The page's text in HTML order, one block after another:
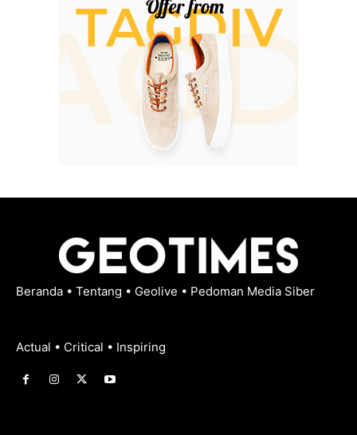
Beranda • Tentang • Geolive • Pedoman Media Siber
Actual • Critical • Inspiring